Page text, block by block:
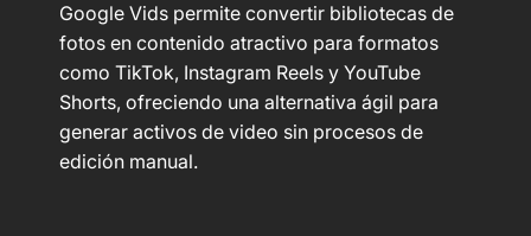
Google Vids permite convertir bibliotecas de
fotos en contenido atractivo para formatos
como TikTok, Instagram Reels y YouTube
Shorts, ofreciendo una alternativa ágil para
generar activos de video sin procesos de
edición manual.